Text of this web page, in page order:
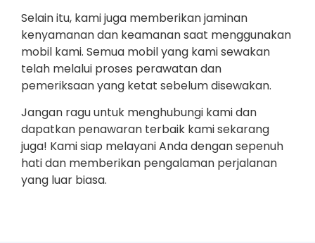
Selain itu, kami juga memberikan jaminan
kenyamanan dan keamanan saat menggunakan
mobil kami. Semua mobil yang kami sewakan
telah melalui proses perawatan dan
pemeriksaan yang ketat sebelum disewakan.
Jangan ragu untuk menghubungi kami dan
dapatkan penawaran terbaik kami sekarang
juga! Kami siap melayani Anda dengan sepenuh
hati dan memberikan pengalaman perjalanan
yang luar biasa.